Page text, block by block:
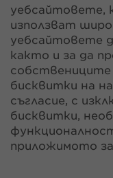
уебсайтовете,
използват
уебсайтовете
както и за да
собствениците
бисквитки на
съгласие, с
бисквитки,
приложимото